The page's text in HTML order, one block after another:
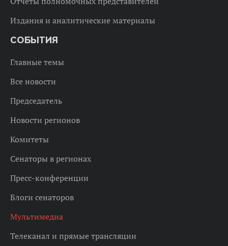
Издания и аналитические материалы
СОБЫТИЯ
Главные темы
Все новости
Председатель
Новости регионов
Комитеты
Сенаторы в регионах
Пресс-конференции
Блоги сенаторов
Мультимедиа
Телеканал и прямые трансляции